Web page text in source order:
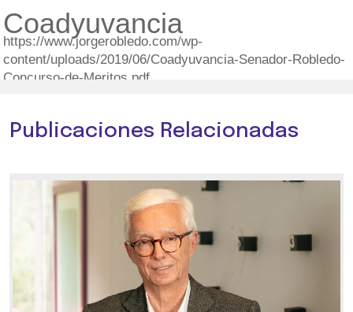
Coadyuvancia
https://www.jorgerobledo.com/wp-
content/uploads/2019/06/Coadyuvancia-Senador-Robledo-
Concurso-de-Meritos.pdf
Publicaciones Relacionadas